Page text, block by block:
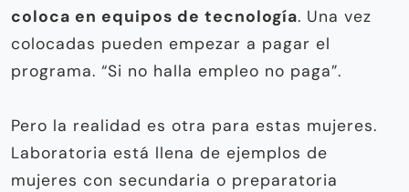
coloca en equipos de tecnología. Una vez
colocadas pueden empezar a pagar el
programa. “Si no halla empleo no paga”.
Pero la realidad es otra para estas mujeres.
Laboratoria está llena de ejemplos de
mujeres con secundaria o preparatoria